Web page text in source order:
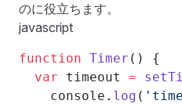
のに役立ちます。
javascript
function Timer () {
  var
timeout =
    console.
log (